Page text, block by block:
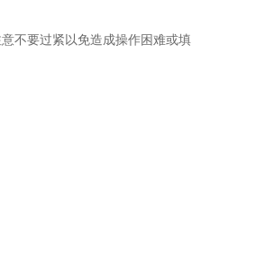
不要过紧以免造成操作困难或填